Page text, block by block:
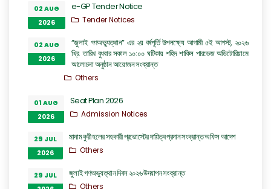
02 AUG
2026
e-GP Tender Notice
Tender Notices
02 AUG
2026
“জুলাই গণঅভ্যুত্থান” এর ২য় বর্ষপূর্তি উপলক্ষ্যে আগামী ৫ই আগস্ট, ২০২৬
খ্রি. তারিখ বুধবার সকাল ১০:০০ ঘটিকায় শহিদ শাকিল পারভেজ অডিটোরিয়ামে
আলোচনা অনুষ্ঠান আয়োজন সংক্রান্ত
Others
01 AUG
2026
Seat Plan 2026
Admission Notices
29 JUL
2026
মাদাম কুরী হলের সহকারী প্রভোস্টের দায়িত্ব প্রদান সংক্রান্ত অফিস আদেশ
Others
29 JUL
জুলাই গণঅভ্যুত্থান দিবস ২০২৬ উদযাপন সংক্রান্ত
Others